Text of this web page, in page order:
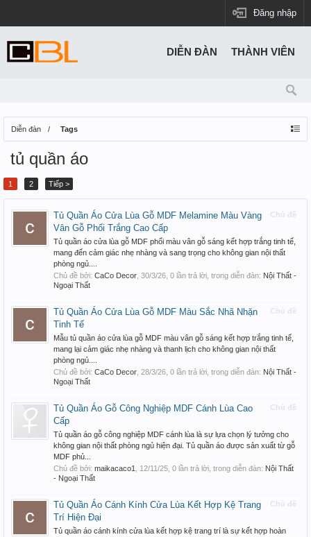
Đăng nhập
Diễn đàn Tags
tủ quần áo
1 2 Tiếp >
Chủ đề
Tủ Quần Áo Cửa Lùa Gỗ MDF Melamine Màu Vàng
Vân Gỗ Phối Trắng Cao Cấp
Tủ quần áo cửa lùa gỗ MDF phối màu vân gỗ sáng kết hợp trắng tinh tế,
mang đến cảm giác nhẹ nhàng và sang trọng cho không gian nội thất
phòng ngủ....
Chủ đề bởi: CaCo Decor 30/3/26 , 0 lần trả lời, trong diễn đàn: Nội Thất -
Ngoại Thất
Chủ đề
Tủ Quần Áo Cửa Lùa Gỗ MDF Màu Sắc Nhã Nhặn
Tinh Tế
Mẫu tủ quần áo cửa lùa gỗ MDF màu vân gỗ sáng kết hợp trắng tinh tế,
mang lại cảm giác nhẹ nhàng và thanh lịch cho không gian nội thất
phòng ngủ....
Chủ đề bởi: CaCo Decor 28/3/26 , 0 lần trả lời, trong diễn đàn: Nội Thất -
Ngoại Thất
Chủ đề
Tủ Quần Áo Gỗ Công Nghiệp MDF Cánh Lùa Cao
Cấp
Tủ quần áo gỗ công nghiệp MDF cánh lùa là sự lựa chọn lý tưởng cho
không gian nội thất phòng ngủ hiện đại. Tủ quần áo được sản xuất từ gỗ
MDF phủ...
Chủ đề bởi: maikacaco1 12/11/25 , 0 lần trả lời, trong diễn đàn: Nội Thất
- Ngoại Thất
Chủ đề
Tủ Quần Áo Cánh Kính Cửa Lùa Kết Hợp Kệ Trang
Trí Hiện Đại
Tủ quần áo cánh kính cửa lùa kết hợp kệ trang trí là sự kết hợp hoàn
DIỄN ĐÀN THÀNH VIÊN